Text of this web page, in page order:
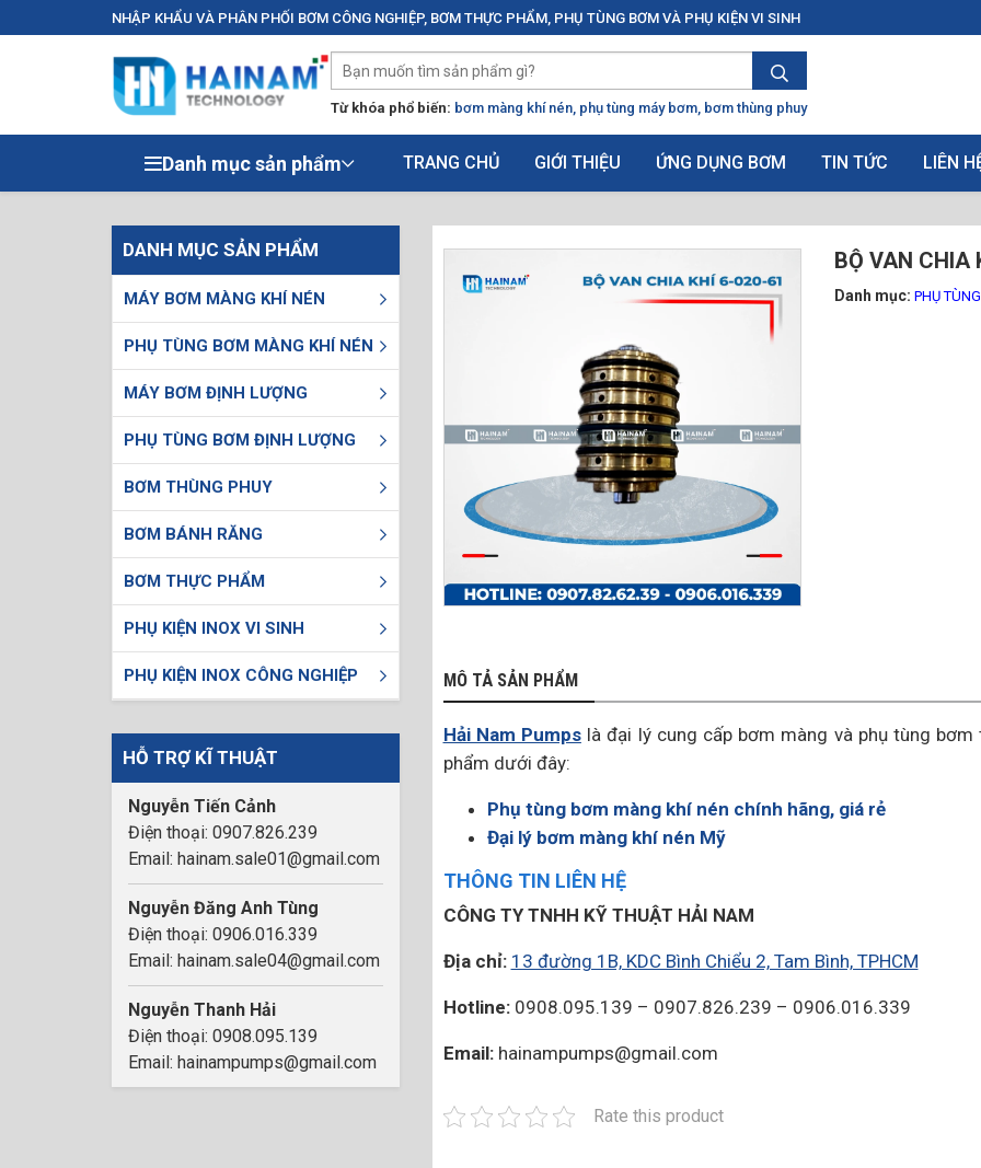
NHẬP KHẨU VÀ PHÂN PHỐI BƠM CÔNG NGHIỆP, BƠM THỰC PHẨM, PHỤ TÙNG BƠM VÀ PHỤ KIỆN VI SINH
Từ khóa phổ biến: bơm màng khí nén phụ tùng máy bơm bơm thùng phuy
Danh mục sản phẩm TRANG CHỦ GIỚI THIỆU ỨNG DỤNG BƠM TIN TỨC LIÊN
DANH MỤC SẢN PHẨM
MÁY BƠM MÀNG KHÍ NÉN
PHỤ TÙNG BƠM MÀNG KHÍ NÉN
MÁY BƠM ĐỊNH LƯỢNG
PHỤ TÙNG BƠM ĐỊNH LƯỢNG
BƠM THÙNG PHUY
BƠM BÁNH RĂNG
BƠM THỰC PHẨM
PHỤ KIỆN INOX VI SINH
PHỤ KIỆN INOX CÔNG NGHIỆP
HỖ TRỢ KĨ THUẬT
Nguyễn Tiến Cảnh
Điện thoại: 0907.826.239
Email: hainam.sale01@gmail.com
Nguyễn Đăng Anh Tùng
Điện thoại: 0906.016.339
Email: hainam.sale04@gmail.com
Nguyễn Thanh Hải
Điện thoại: 0908.095.139
Email: hainampumps@gmail.com
BỘ VAN CHIA
Danh mục: PHỤ
MÔ TẢ SẢN PHẨM
Hải Nam Pumps là đại lý cung cấp bơm màng và phụ tùng
phẩm dưới đây:
Phụ tùng bơm màng khí nén chính hãng, giá rẻ
Đại lý bơm màng khí nén Mỹ
THÔNG TIN LIÊN HỆ
CÔNG TY TNHH KỸ THUẬT HẢI NAM
Địa chỉ: 13 đường 1B, KDC Bình Chiểu 2, Tam Bình, TPHCM
Hotline:0908.095.139 – 0907.826.239 – 0906.016.339
Email:hainampumps@gmail.com
Rate this product